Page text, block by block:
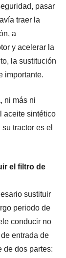
pasar
traer la
a
y acelerar la
la sustitución
importante.
ni más ni
aceite sintético
tractor es el
el filtro de
sustituir
periodo de
conducir no
entrada de
de dos partes: